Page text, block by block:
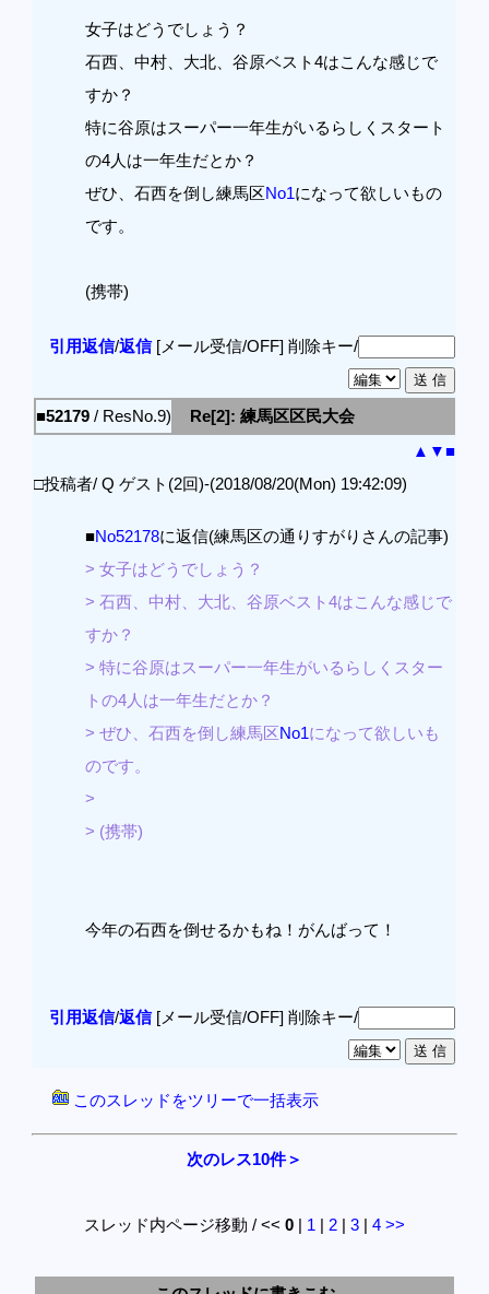
女子はどうでしょう？
石西、中村、大北、谷原ベスト4はこんな感じで
すか？
特に谷原はスーパー一年生がいるらしくスタート
の4人は一年生だとか？
ぜひ、石西を倒し練馬区No1になって欲しいもの
です。
(携帯)
引用返信/返信[メール受信/OFF] 削除キー/
■52179 / ResNo.9)
Re[2]: 練馬区区民大会
▲ ▼■
□投稿者/ Q ゲスト(2回)-(2018/08/20(Mon) 19:42:09)
■No52178に返信(練馬区の通りすがりさんの記事)
> 女子はどうでしょう？
> 石西、中村、大北、谷原ベスト4はこんな感じで
すか？
> 特に谷原はスーパー一年生がいるらしくスター
トの4人は一年生だとか？
> ぜひ、石西を倒し練馬区No1になって欲しいも
のです。
>
> (携帯)
今年の石西を倒せるかもね！がんばって！
引用返信/返信[メール受信/OFF] 削除キー/
このスレッドをツリーで一括表示
次のレス10件＞
スレッド内ページ移動 / << 0 | 1 | 2 | 3 | 4 >>